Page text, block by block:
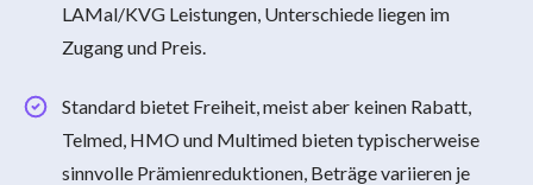
LAMal/KVG Leistungen, Unterschiede liegen im
Zugang und Preis.
Standard bietet Freiheit, meist aber keinen Rabatt,
Telmed, HMO und Multimed bieten typischerweise
sinnvolle Prämienreduktionen, Beträge variieren je